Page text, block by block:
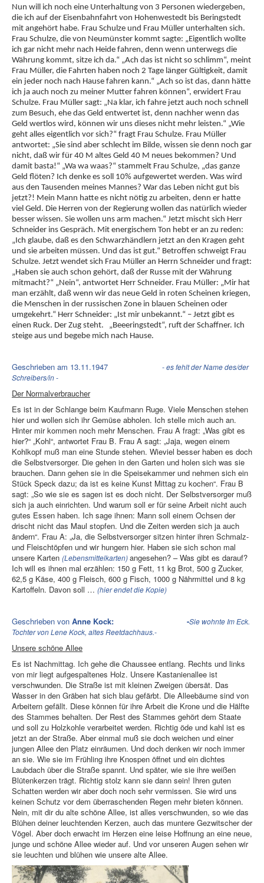
Nun will ich noch eine Unterhaltung von 3 Personen wiedergeben,
die ich auf der Eisenbahnfahrt von Hohenwestedt bis Beringstedt
mit angehört habe. Frau Schulze und Frau Müller unterhalten sich.
Frau Schulze, die von Neumünster kommt sagte: „Eigentlich wollte
ich gar nicht mehr nach Heide fahren, denn wenn unterwegs die
Währung kommt, sitze ich da.“ „Ach das ist nicht so schlimm“, meint
Frau Müller, die Fahrten haben noch 2 Tage länger Gültigkeit, damit
ein jeder noch nach Hause fahren kann.“ „Ach so ist das, dann hätte
ich ja auch noch zu meiner Mutter fahren können“, erwidert Frau
Schulze. Frau Müller sagt: „Na klar, ich fahre jetzt auch noch schnell
zum Besuch, ehe das Geld entwertet ist, denn nachher wenn das
Geld wertlos wird, können wir uns dieses nicht mehr leisten.“ „Wie
geht alles eigentlich vor sich?“ fragt Frau Schulze. Frau Müller
antwortet: „Sie sind aber schlecht im Bilde, wissen sie denn noch gar
nicht, daß wir für 40 M altes Geld 40 M neues bekommen? Und
damit basta!“ „Wa wa waas?“ stammelt Frau Schulze, „das ganze
Geld flöten? Ich denke es soll 10% aufgewertet werden. Was wird
aus den Tausenden meines Mannes? War das Leben nicht gut bis
jetzt?! Mein Mann hatte es nicht nötig zu arbeiten, denn er hatte
viel Geld. Die Herren von der Regierung wollen das natürlich wieder
besser wissen. Sie wollen uns arm machen.“ Jetzt mischt sich Herr
Schneider ins Gespräch. Mit energischem Ton hebt er an zu reden:
„Ich glaube, daß es den Schwarzhändlern jetzt an den Kragen geht
und sie arbeiten müssen. Und das ist gut.“ Betroffen schweigt Frau
Schulze. Jetzt wendet sich Frau Müller an Herrn Schneider und fragt:
„Haben sie auch schon gehört, daß der Russe mit der Währung
mitmacht?“ „Nein“, antwortet Herr Schneider. Frau Müller: „Mir hat
man erzählt, daß wenn wir das neue Geld in roten Scheinen kriegen,
die Menschen in der russischen Zone in blauen Scheinen oder
umgekehrt.“ Herr Schneider: „Ist mir unbekannt.“ – Jetzt gibt es
einen Ruck. Der Zug steht. „Beeeringstedt“, ruft der Schaffner. Ich
steige aus und begebe mich nach Hause.
Geschrieben am 13.11.1947 - es fehlt der Name des/der
Schreibers/in -
Der Normalverbraucher
Es ist in der Schlange beim Kaufmann Ruge. Viele Menschen stehen
hier und wollen sich ihr Gemüse abholen. Ich stelle mich auch an.
Hinter mir kommen noch mehr Menschen. Frau A fragt: „Was gibt es
hier?“ „Kohl“, antwortet Frau B. Frau A sagt: „Jaja, wegen einem
Kohlkopf muß man eine Stunde stehen. Wieviel besser haben es doch
die Selbstversorger. Die gehen in den Garten und holen sich was sie
brauchen. Dann gehen sie in die Speisekammer und nehmen sich ein
Stück Speck dazu; da ist es keine Kunst Mittag zu kochen“. Frau B
sagt: „So wie sie es sagen ist es doch nicht. Der Selbstversorger muß
sich ja auch einrichten. Und warum soll er für seine Arbeit nicht auch
gutes Essen haben. Ich sage ihnen: Mann soll einem Ochsen der
drischt nicht das Maul stopfen. Und die Zeiten werden sich ja auch
ändern“. Frau A: „Ja, die Selbstversorger sitzen hinter ihren Schmalz-
und Fleischtöpfen und wir hungern hier. Haben sie sich schon mal
unsere Karten (Lebensmittelkarten)angesehen? – Was gibt es darauf?
Ich will es ihnen mal erzählen: 150 g Fett, 11 kg Brot, 500 g Zucker,
62,5 g Käse, 400 g Fleisch, 600 g Fisch, 1000 g Nährmittel und 8 kg
Kartoffeln. Davon soll … (hier endet die Kopie)
Geschrieben von Anne Kock: -Sie wohnte Im Eck.
Tochter von Lene Kock, altes Reetdachhaus.-
Unsere schöne Allee
Es ist Nachmittag. Ich gehe die Chaussee entlang. Rechts und links
von mir liegt aufgespaltenes Holz. Unsere Kastanienallee ist
verschwunden. Die Straße ist mit kleinen Zweigen übersät. Das
Wasser in den Gräben hat sich blau gefärbt. Die Alleebäume sind von
Arbeitern gefällt. Diese können für ihre Arbeit die Krone und die Hälfte
des Stammes behalten. Der Rest des Stammes gehört dem Staate
und soll zu Holzkohle verarbeitet werden. Richtig öde und kahl ist es
jetzt an der Straße. Aber einmal muß sie doch weichen und einer
jungen Allee den Platz einräumen. Und doch denken wir noch immer
an sie. Wie sie im Frühling ihre Knospen öffnet und ein dichtes
Laubdach über die Straße spannt. Und später, wie sie ihre weißen
Blütenkerzen trägt. Richtig stolz kann sie dann sein! Ihren guten
Schatten werden wir aber doch noch sehr vermissen. Sie wird uns
keinen Schutz vor dem überraschenden Regen mehr bieten können.
Nein, mit dir du alte schöne Allee, ist alles verschwunden, so wie das
Blühen deiner leuchtenden Kerzen, auch das muntere Gezwitscher der
Vögel. Aber doch erwacht im Herzen eine leise Hoffnung an eine neue,
junge und schöne Allee wieder auf. Und vor unseren Augen sehen wir
sie leuchten und blühen wie unsere alte Allee.